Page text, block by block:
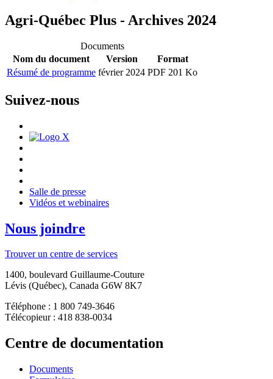
Agri-Québec Plus - Archives 2024
Documents
Nom du document
Version
Format
Résumé de programme février 2024 PDF 201 Ko
Suivez-nous
Salle de presse
Vidéos et webinaires
Nous joindre
Trouver un centre de services
1400, boulevard Guillaume-Couture
Lévis (Québec), Canada G6W 8K7
Téléphone : 1 800 749-3646
Télécopieur : 418 838-0034
Centre de documentation
Documents